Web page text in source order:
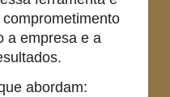
a empresa e a
abordam: